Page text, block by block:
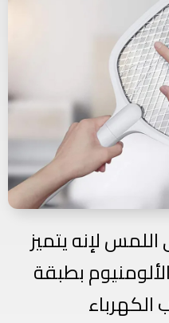
اللمس لإنهيتميز
بطبقة
الكهرباء